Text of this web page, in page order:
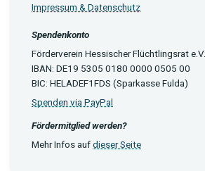
Impressum & Datenschutz
Spendenkonto
Förderverein Hessischer Flüchtlingsrat e.V.
IBAN: DE19 5305 0180 0000 0505 00
BIC: HELADEF1FDS (Sparkasse Fulda)
Spenden via PayPal
Fördermitglied werden?
Mehr Infos aufdieser Seite